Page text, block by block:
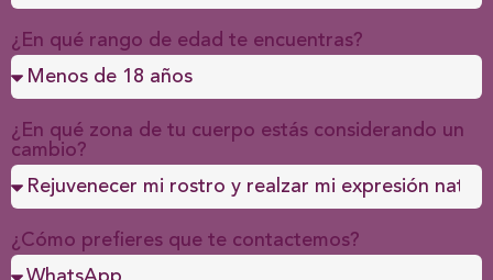
¿En qué rango de edad te encuentras?
¿En qué zona de tu cuerpo estás considerando un
cambio?
¿Cómo prefieres que te contactemos?